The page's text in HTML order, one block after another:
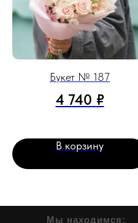
Букет № 187
4 740 ₽
В корзину
Мы находимся: